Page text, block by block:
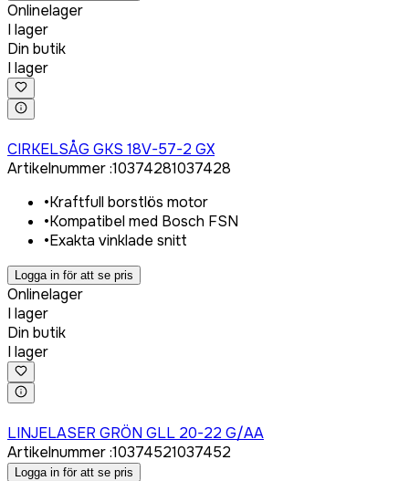
Onlinelager
I lager
Din butik
I lager
CIRKELSÅG GKS 18V-57-2 GX
Artikelnummer:10374281037428
•Kraftfull borstlös motor
•Kompatibel med Bosch FSN
•Exakta vinklade snitt
Logga in för att se pris
Onlinelager
I lager
Din butik
I lager
LINJELASER GRÖN GLL 20-22 G/AA
Artikelnummer:10374521037452
Logga in för att se pris